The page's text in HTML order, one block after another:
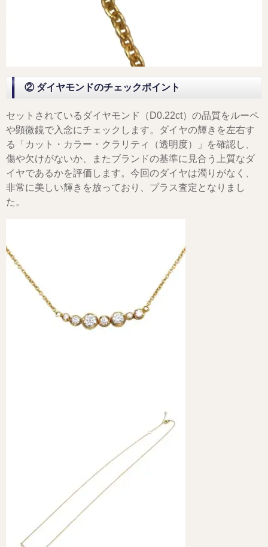
② ダイヤモンドのチェックポイント
セットされているダイヤモンド（D0.22ct）の品質をルーペ
や顕微鏡で入念にチェックします。ダイヤの輝きを左右す
る「カット・カラー・クラリティ（透明度）」を確認し、
傷や欠けがないか、またブランドの基準に見合う上質なダ
イヤであるかを評価します。今回のダイヤは濁りがなく、
非常に美しい輝きを放っており、プラス査定となりまし
た。